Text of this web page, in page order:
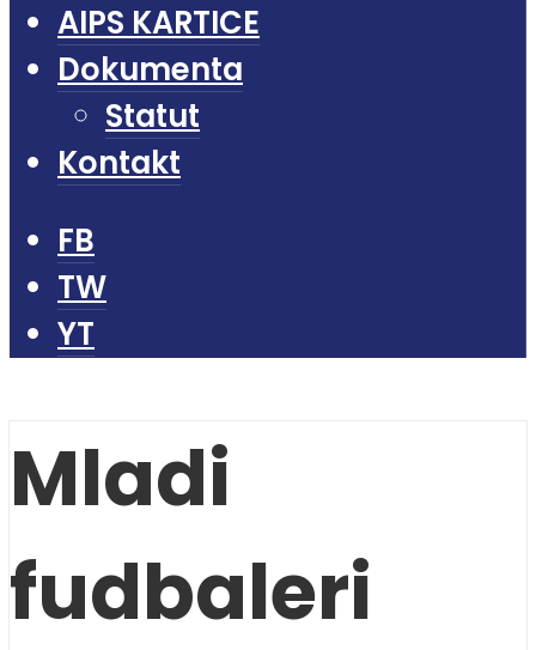
AIPS KARTICE
Dokumenta
Statut
Kontakt
FB
TW
YT
Mladi
fudbaleri